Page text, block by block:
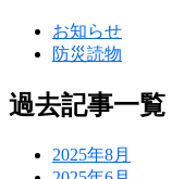
お知らせ
防災読物
過去記事一覧
2025年8月